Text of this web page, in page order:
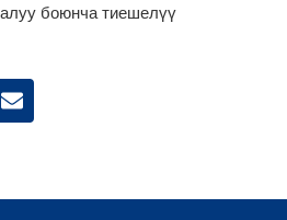
боюнча тиешелүү